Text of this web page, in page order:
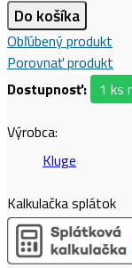
Do košíka
Obľúbený produkt
Porovnať produkt
Dostupnosť:
1
Výrobca:
Kluge
Kalkulačka splátok